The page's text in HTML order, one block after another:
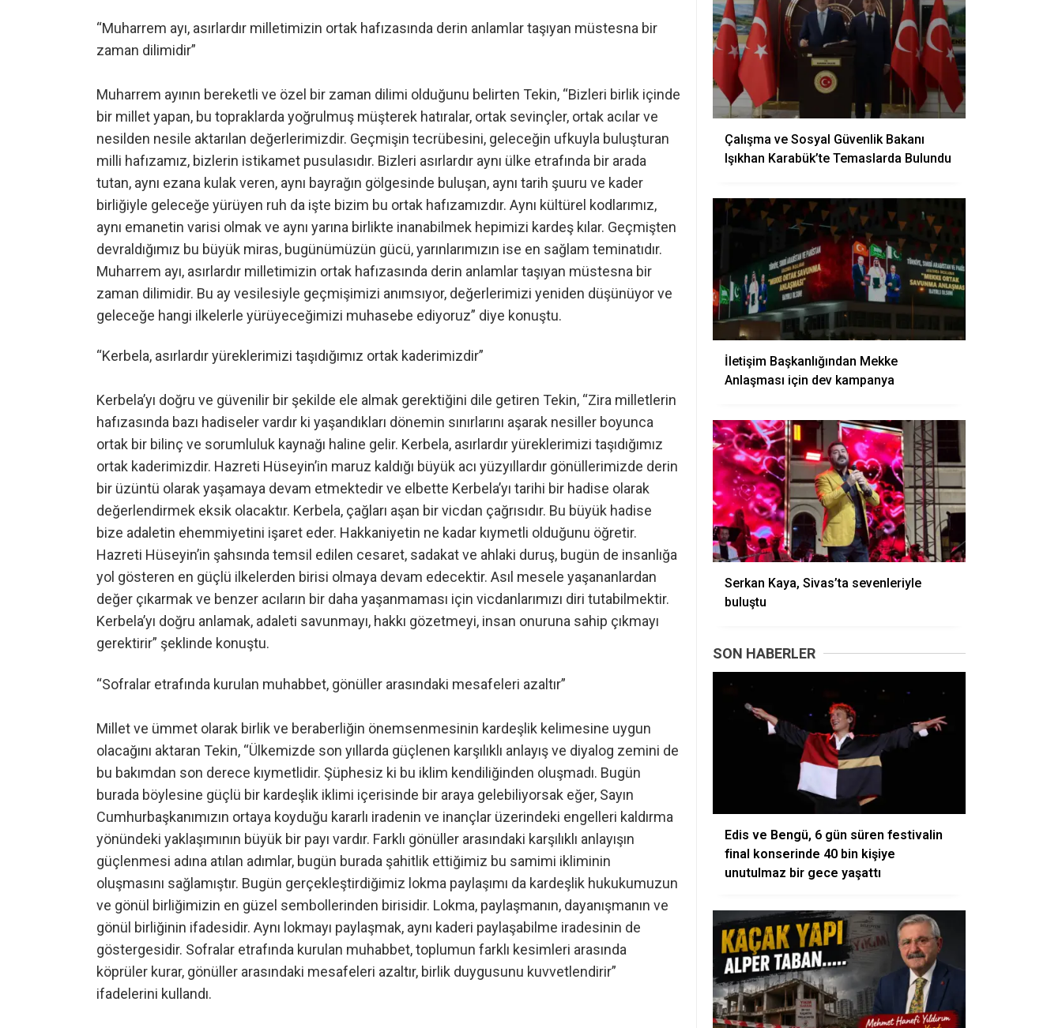
“Muharrem ayı, asırlardır milletimizin ortak hafızasında derin anlamlar taşıyan müstesna bir
zaman dilimidir”
Muharrem ayının bereketli ve özel bir zaman dilimi olduğunu belirten Tekin, “Bizleri birlik içinde
bir millet yapan, bu topraklarda yoğrulmuş müşterek hatıralar, ortak sevinçler, ortak acılar ve
nesilden nesile aktarılan değerlerimizdir. Geçmişin tecrübesini, geleceğin ufkuyla buluşturan
milli hafızamız, bizlerin istikamet pusulasıdır. Bizleri asırlardır aynı ülke etrafında bir arada
tutan, aynı ezana kulak veren, aynı bayrağın gölgesinde buluşan, aynı tarih şuuru ve kader
birliğiyle geleceğe yürüyen ruh da işte bizim bu ortak hafızamızdır. Aynı kültürel kodlarımız,
aynı emanetin varisi olmak ve aynı yarına birlikte inanabilmek hepimizi kardeş kılar. Geçmişten
devraldığımız bu büyük miras, bugünümüzün gücü, yarınlarımızın ise en sağlam teminatıdır.
Muharrem ayı, asırlardır milletimizin ortak hafızasında derin anlamlar taşıyan müstesna bir
zaman dilimidir. Bu ay vesilesiyle geçmişimizi anımsıyor, değerlerimizi yeniden düşünüyor ve
geleceğe hangi ilkelerle yürüyeceğimizi muhasebe ediyoruz” diye konuştu.
“Kerbela, asırlardır yüreklerimizi taşıdığımız ortak kaderimizdir”
Kerbela’yı doğru ve güvenilir bir şekilde ele almak gerektiğini dile getiren Tekin, “Zira milletlerin
hafızasında bazı hadiseler vardır ki yaşandıkları dönemin sınırlarını aşarak nesiller boyunca
ortak bir bilinç ve sorumluluk kaynağı haline gelir. Kerbela, asırlardır yüreklerimizi taşıdığımız
ortak kaderimizdir. Hazreti Hüseyin’in maruz kaldığı büyük acı yüzyıllardır gönüllerimizde derin
bir üzüntü olarak yaşamaya devam etmektedir ve elbette Kerbela’yı tarihi bir hadise olarak
değerlendirmek eksik olacaktır. Kerbela, çağları aşan bir vicdan çağrısıdır. Bu büyük hadise
bize adaletin ehemmiyetini işaret eder. Hakkaniyetin ne kadar kıymetli olduğunu öğretir.
Hazreti Hüseyin’in şahsında temsil edilen cesaret, sadakat ve ahlaki duruş, bugün de insanlığa
yol gösteren en güçlü ilkelerden birisi olmaya devam edecektir. Asıl mesele yaşananlardan
değer çıkarmak ve benzer acıların bir daha yaşanmaması için vicdanlarımızı diri tutabilmektir.
Kerbela’yı doğru anlamak, adaleti savunmayı, hakkı gözetmeyi, insan onuruna sahip çıkmayı
gerektirir” şeklinde konuştu.
“Sofralar etrafında kurulan muhabbet, gönüller arasındaki mesafeleri azaltır”
Millet ve ümmet olarak birlik ve beraberliğin önemsenmesinin kardeşlik kelimesine uygun
olacağını aktaran Tekin, “Ülkemizde son yıllarda güçlenen karşılıklı anlayış ve diyalog zemini de
bu bakımdan son derece kıymetlidir. Şüphesiz ki bu iklim kendiliğinden oluşmadı. Bugün
burada böylesine güçlü bir kardeşlik iklimi içerisinde bir araya gelebiliyorsak eğer, Sayın
Cumhurbaşkanımızın ortaya koyduğu kararlı iradenin ve inançlar üzerindeki engelleri kaldırma
yönündeki yaklaşımının büyük bir payı vardır. Farklı gönüller arasındaki karşılıklı anlayışın
güçlenmesi adına atılan adımlar, bugün burada şahitlik ettiğimiz bu samimi ikliminin
oluşmasını sağlamıştır. Bugün gerçekleştirdiğimiz lokma paylaşımı da kardeşlik hukukumuzun
ve gönül birliğimizin en güzel sembollerinden birisidir. Lokma, paylaşmanın, dayanışmanın ve
gönül birliğinin ifadesidir. Aynı lokmayı paylaşmak, aynı kaderi paylaşabilme iradesinin de
göstergesidir. Sofralar etrafında kurulan muhabbet, toplumun farklı kesimleri arasında
köprüler kurar, gönüller arasındaki mesafeleri azaltır, birlik duygusunu kuvvetlendirir”
ifadelerini kullandı.
Çalışma ve Sosyal Güvenlik Bakanı
Işıkhan Karabük’te Temaslarda Bulundu
İletişim Başkanlığından Mekke
Anlaşması için dev kampanya
Serkan Kaya, Sivas’ta sevenleriyle
buluştu
SON HABERLER
Edis ve Bengü, 6 gün süren festivalin
final konserinde 40 bin kişiye
unutulmaz bir gece yaşattı